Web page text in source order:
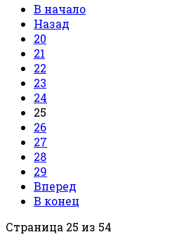
В начало
Назад
20
21
22
23
24
25
26
27
28
29
Вперед
В конец
Страница 25 из 54